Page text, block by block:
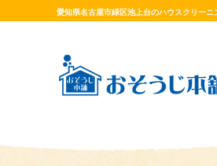
愛知県名古屋市緑区池上台のハウスクリーニ